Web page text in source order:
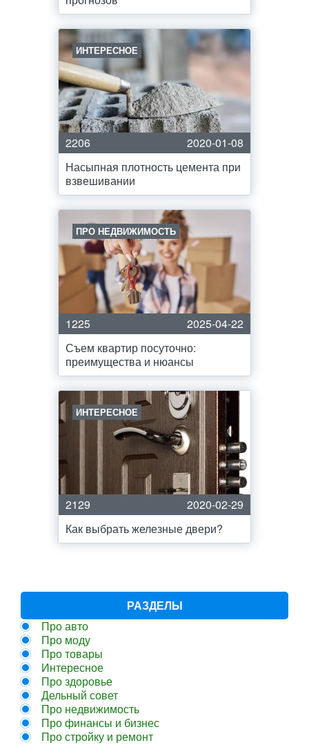
ИНТЕРЕСНОЕ
2206
2020-01-08
Насыпная плотность цемента при
взвешивании
ПРО НЕДВИЖИМОСТЬ
1225
2025-04-22
Съем квартир посуточно:
преимущества и нюансы
ИНТЕРЕСНОЕ
2129
2020-02-29
Как выбрать железные двери?
РАЗДЕЛЫ
Про авто
Про моду
Про товары
Интересное
Про здоровье
Дельный совет
Про недвижимость
Про финансы и бизнес
Про стройку и ремонт